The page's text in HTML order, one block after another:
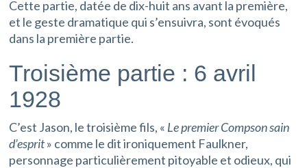
Cette partie, datée de dix-huit ans avant la première,
et le geste dramatique qui s’ensuivra, sont évoqués
dans la première partie.
Troisième partie : 6 avril
1928
C’est Jason, le troisième fils, « Le premier Compson sain
d’esprit» comme le dit ironiquement Faulkner,
personnage particulièrement pitoyable et odieux, qui